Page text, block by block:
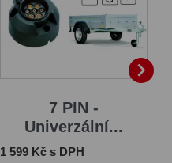
7 PIN -
Univerzální...
Cena
1 599 Kč s DPH
